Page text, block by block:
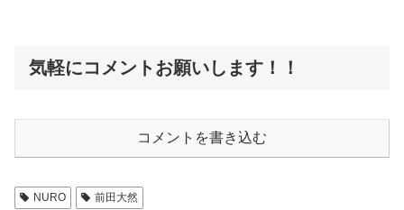
気軽にコメントお願いします！！
コメントを書き込む
NURO 前田大然